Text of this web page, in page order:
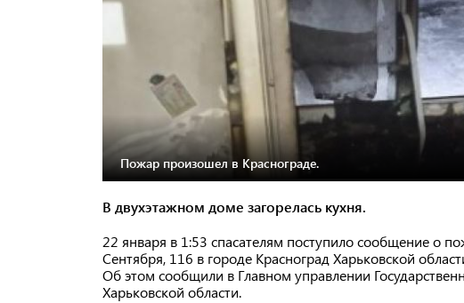
Пожар произошел в Краснограде.
В двухэтажном доме загорелась кухня.
22 января в 1:53 спасателям поступило сообщение о
Сентября, 116 в городе Красноград Харьковской
Об этом сообщили в Главном управлении
Харьковской области.